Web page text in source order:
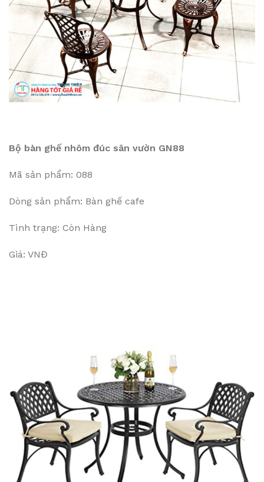
Bộ bàn ghế nhôm đúc sân vườn GN88
Mã sản phẩm: 088
Dòng sản phẩm: Bàn ghế cafe
Tình trạng: Còn Hàng
Giá: VNĐ